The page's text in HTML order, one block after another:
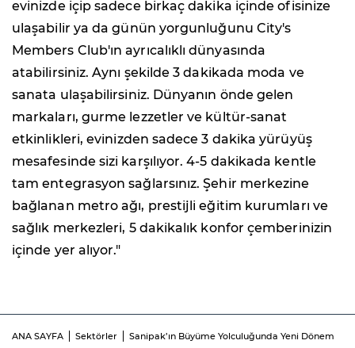
evinizde içip sadece birkaç dakika içinde ofisinize
ulaşabilir ya da günün yorgunluğunu City's
Members Club'ın ayrıcalıklı dünyasında
atabilirsiniz. Aynı şekilde 3 dakikada moda ve
sanata ulaşabilirsiniz. Dünyanın önde gelen
markaları, gurme lezzetler ve kültür-sanat
etkinlikleri, evinizden sadece 3 dakika yürüyüş
mesafesinde sizi karşılıyor. 4-5 dakikada kentle
tam entegrasyon sağlarsınız. Şehir merkezine
bağlanan metro ağı, prestijli eğitim kurumları ve
sağlık merkezleri, 5 dakikalık konfor çemberinizin
içinde yer alıyor."
ANA SAYFA Sektörler Sanipak’ın Büyüme Yolculuğunda Yeni Dönem